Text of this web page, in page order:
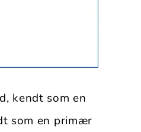
kendt som en
som en primær